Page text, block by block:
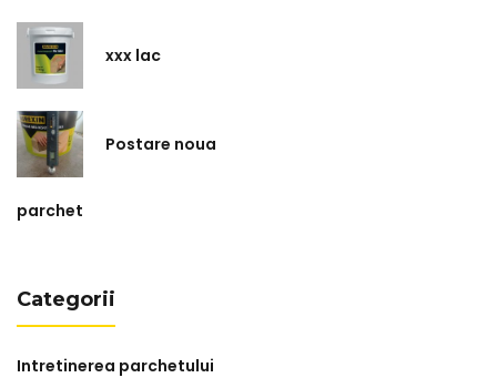
xxx lac
Postare noua
parchet
Categorii
Intretinerea parchetului